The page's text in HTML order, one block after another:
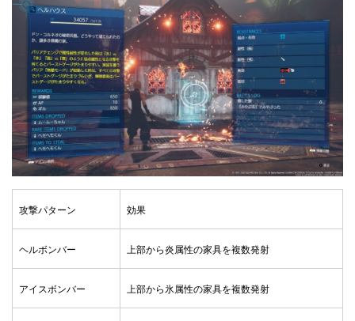
攻撃パターン 効果
ヘルボンバー 上部から炎属性の家具を複数発射
アイスボンバー 上部から氷属性の家具を複数発射